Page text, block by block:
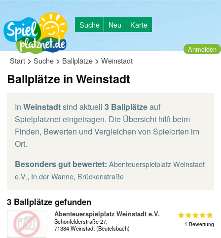
Suche Neu Karte
Anmelden
Start > Suche > Ballplätze > Weinstadt
Ballplätze in Weinstadt
In Weinstadtsind aktuell 3 Ballplätzeauf
Spielplatznet eingetragen. Die Übersicht hilft beim
Finden, Bewerten und Vergleichen von Spielorten im
Ort.
Besonders gut bewertet: Abenteuerspielplatz Weinstadt
e.V., In der Wanne, Brückenstraße
3 Ballplätze gefunden
Abenteuerspielplatz Weinstadt e.V.
Schönfelderstraße 27,
71384 Weinstadt (Beutelsbach)
1 Bewertung